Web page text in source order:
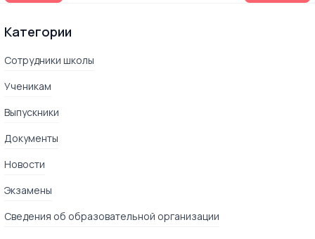
Категории
Сотрудники школы
Ученикам
Выпускники
Документы
Новости
Экзамены
Сведения об образовательной организации